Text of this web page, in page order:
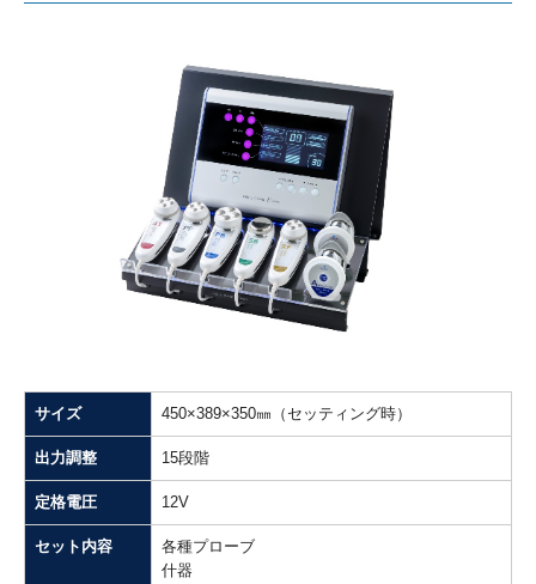
サイズ 450×389×350㎜（セッティング時）
出力調整 15段階
定格電圧 12V
セット内容
各種プローブ
什器